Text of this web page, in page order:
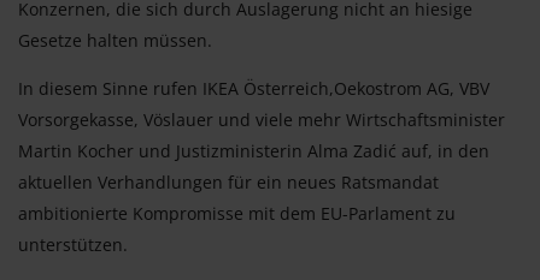
Konzernen, die sich durch Auslagerung nicht an hiesige
Gesetze halten müssen.
In diesem Sinne rufen IKEA Österreich,Oekostrom AG, VBV
Vorsorgekasse, Vöslauer und viele mehr Wirtschaftsminister
Martin Kocher und Justizministerin Alma Zadić auf, in den
aktuellen Verhandlungen für ein neues Ratsmandat
ambitionierte Kompromisse mit dem EU-Parlament zu
unterstützen.